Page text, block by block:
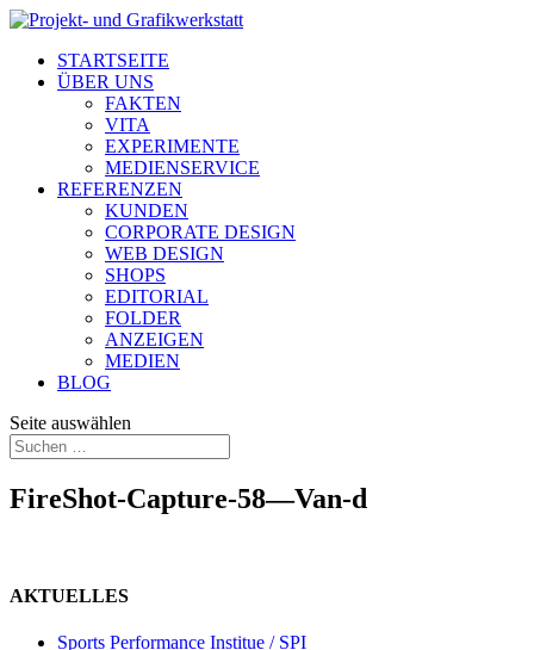
STARTSEITE
ÜBER UNS
FAKTEN
VITA
EXPERIMENTE
MEDIENSERVICE
REFERENZEN
KUNDEN
CORPORATE DESIGN
WEB DESIGN
SHOPS
EDITORIAL
FOLDER
ANZEIGEN
MEDIEN
BLOG
Seite auswählen
FireShot-Capture-58—Van-d
AKTUELLES
Sports Performance Institue / SPI